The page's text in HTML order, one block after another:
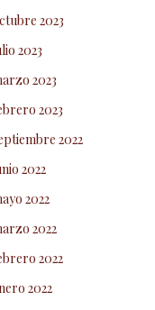
2023
2023
2023
2023
2022
2022
2022
2022
2022
2022